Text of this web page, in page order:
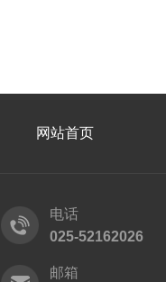
网站首页
电话
025-52162026
邮箱